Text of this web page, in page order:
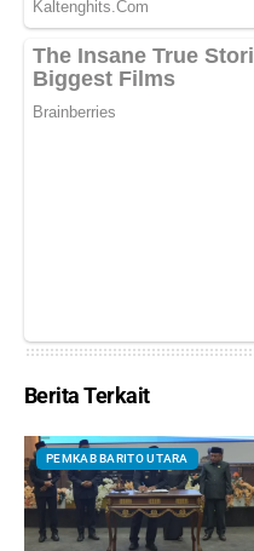
Berita Terkait
PEMKAB BARITO UTARA